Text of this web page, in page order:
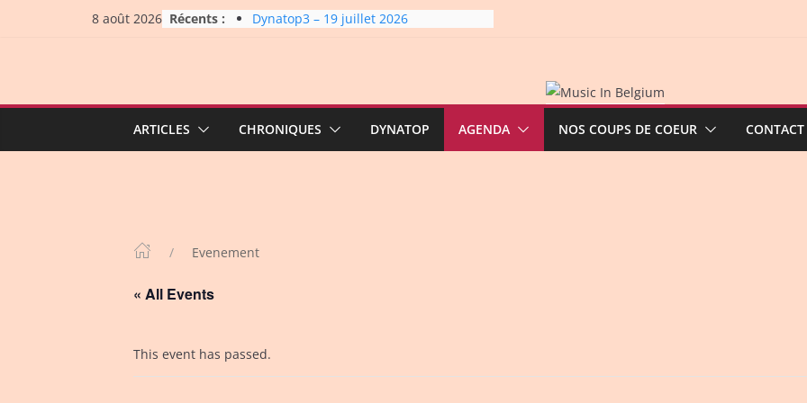
8 août 2026 Récents :
Dynatop3 – 19 juillet 2026
La Carrière #7: Roche, Tigre et
Bashing
ARTICLES CHRONIQUES DYNATOP AGENDA NOS COUPS DE COEUR CONTACT
Evenement
« All Events
This event has passed.